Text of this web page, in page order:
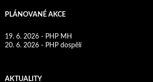
PLÁNOVANÉ AKCE
19. 6. 2026 - PHP MH
20. 6. 2026 - PHP dospělí
AKTUALITY